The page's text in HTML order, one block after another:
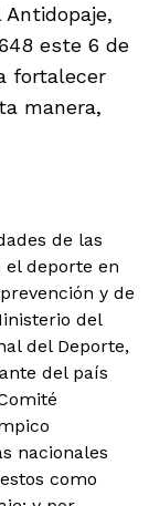
este 6 de
fortalecer
manera,
de las
deporte en
y de
del
del Deporte,
del país
nacionales
como